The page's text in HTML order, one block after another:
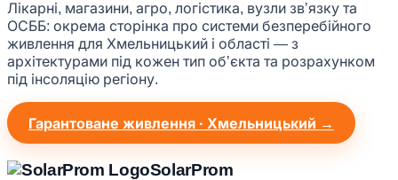
Лікарні, магазини, агро, логістика, вузли звʼязку та
ОСББ: окрема сторінка про системи безперебійного
живлення для Хмельницький і області — з
архітектурами під кожен тип обʼєкта та розрахунком
під інсоляцію регіону.
Гарантоване живлення · Хмельницький →
SolarProm